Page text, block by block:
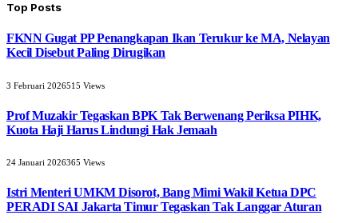
Top Posts
FKNN Gugat PP Penangkapan Ikan Terukur ke MA, Nelayan
Kecil Disebut Paling Dirugikan
3 Februari 2026515 Views
Prof Muzakir Tegaskan BPK Tak Berwenang Periksa PIHK,
Kuota Haji Harus Lindungi Hak Jemaah
24 Januari 2026365 Views
Istri Menteri UMKM Disorot, Bang Mimi Wakil Ketua DPC
PERADI SAI Jakarta Timur Tegaskan Tak Langgar Aturan